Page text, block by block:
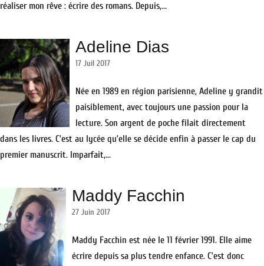
réaliser mon rêve : écrire des romans. Depuis,...
Adeline Dias
17 Juil 2017
Née en 1989 en région parisienne, Adeline y grandit
paisiblement, avec toujours une passion pour la
lecture. Son argent de poche filait directement
dans les livres. C’est au lycée qu’elle se décide enfin à passer le cap du
premier manuscrit. Imparfait,...
Maddy Facchin
27 Juin 2017
Maddy Facchin est née le 11 février 1991. Elle aime
écrire depuis sa plus tendre enfance. C’est donc